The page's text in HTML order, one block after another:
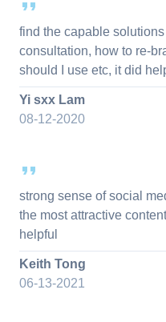
find the capable
consultation, how to re-
should I use etc, it did
Yi sxx Lam
08-12-2020
strong sense of social
the most attractive
helpful
Keith Tong
06-13-2021